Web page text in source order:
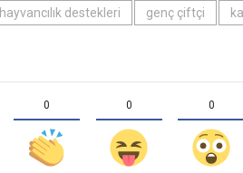
hayvancılık destekleri genç çiftçi
0 0 0